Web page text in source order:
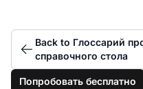
Back to Глоссарий
справочного стола
Попробовать бесплатно